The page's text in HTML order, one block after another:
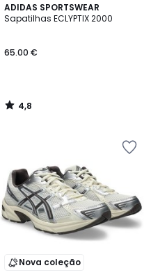
ADIDAS SPORTSWEAR
Sapatilhas ECLYPTIX 2000
65.00 €
4,8
/ 5
4,8
/
Nova coleção